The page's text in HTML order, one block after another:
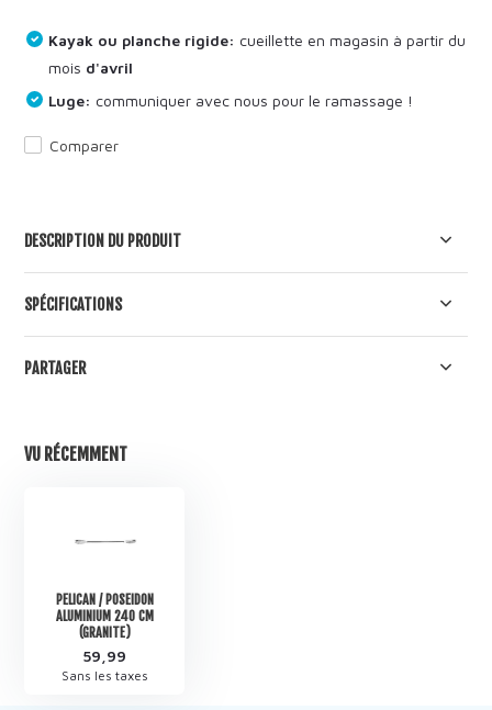
Kayak ou planche rigide: cueillette en magasin à partir du
mois d'avril
Luge: communiquer avec nous pour le ramassage !
Comparer
DESCRIPTION DU PRODUIT
SPÉCIFICATIONS
PARTAGER
VU RÉCEMMENT
PELICAN / POSEIDON
ALUMINIUM 240 CM
(GRANITE)
59,99
Sans les taxes